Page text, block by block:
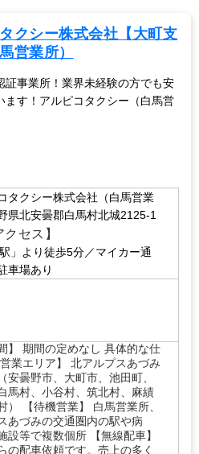
クシー株式会社【大町支
営業所）
事業所！業界未経験の方でも安
ます！アルピコタクシー（白馬営
タクシー株式会社（白馬営業
県北安曇郡白馬村北城2125-1
クセス】
」より徒歩5分／マイカー通
車場あり
】 期間の定めなし 具体的な仕
業エリア】 北アルプスあづみ
安曇野市、大町市、池田町、
馬村、小谷村、筑北村、麻績
） 【待機営業】 白馬営業所、
あづみの交通圏内の駅や病
設等で複数個所 【無線配車】
の配車依頼です。売上の多く